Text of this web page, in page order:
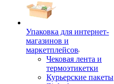
Упаковка для интернет-
магазинов и
маркетплейсов
Чековая лента и
термоэтикетки
Курьерские пакеты